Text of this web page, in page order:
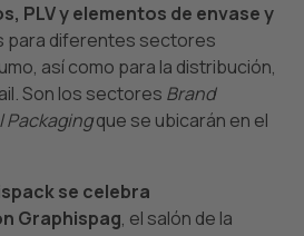
PLV y elementos de envase y
para diferentes sectores
así como para la distribución,
Son los sectores Brand
Packagingque se ubicarán en el
se celebra
Graphispag, el salón de la